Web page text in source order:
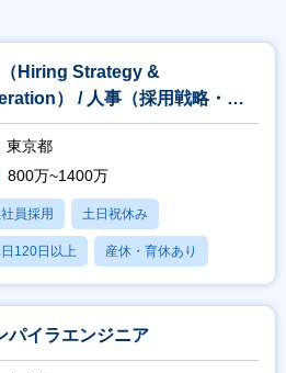
Hiring Strategy &
） / 人事（採用戦略・オ
ーション）
東京都
800万~1400万
員採用 土日祝休み
120日以上 産休・育休あり
あり
パイラエンジニア